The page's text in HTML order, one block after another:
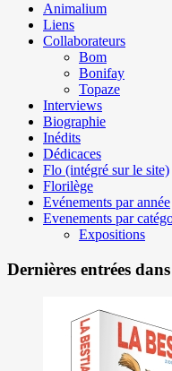
Animalium
Liens
Collaborateurs
Bom
Bonifay
Topaze
Interviews
Biographie
Inédits
Dédicaces
Flo (intégré sur le site)
Florilège
Evénements par année
Evenements par
Expositions
Dernières entrées